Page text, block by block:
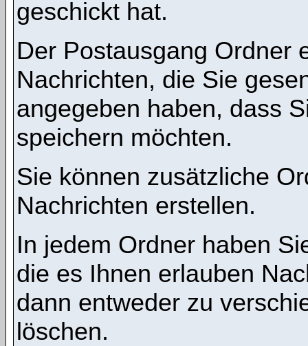
geschickt hat.
Der Postausgang Ordner
Nachrichten, die Sie
angegeben haben, dass
speichern möchten.
Sie können zusätzliche
Nachrichten erstellen.
In jedem Ordner haben
die es Ihnen erlauben
dann entweder zu
löschen.